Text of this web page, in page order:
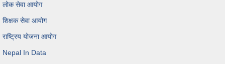
लोक सेवा आयोग
शिक्षक सेवा आयोग
राष्ट्रिय योजना आयोग
Nepal In Data